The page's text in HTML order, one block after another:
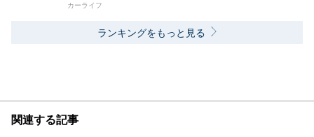
カーライフ
ランキングをもっと見る
関連する記事